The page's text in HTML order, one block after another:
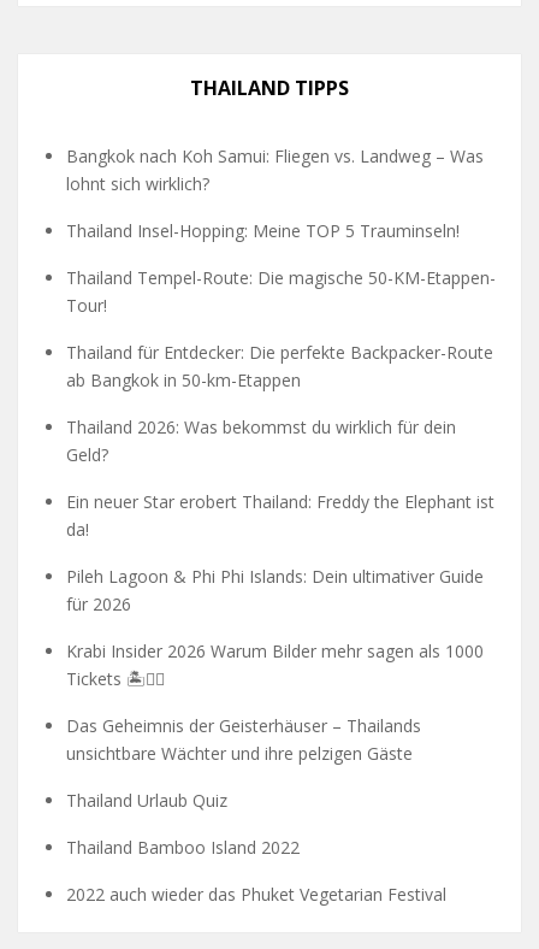
THAILAND TIPPS
Bangkok nach Koh Samui: Fliegen vs. Landweg – Was
lohnt sich wirklich?
Thailand Insel-Hopping: Meine TOP 5 Trauminseln!
Thailand Tempel-Route: Die magische 50-KM-Etappen-
Tour!
Thailand für Entdecker: Die perfekte Backpacker-Route
ab Bangkok in 50-km-Etappen
Thailand 2026: Was bekommst du wirklich für dein
Geld?
Ein neuer Star erobert Thailand: Freddy the Elephant ist
da!
Pileh Lagoon & Phi Phi Islands: Dein ultimativer Guide
für 2026
Krabi Insider 2026 Warum Bilder mehr sagen als 1000
Tickets 🏝️🧗‍♂️
Das Geheimnis der Geisterhäuser – Thailands
unsichtbare Wächter und ihre pelzigen Gäste
Thailand Urlaub Quiz
Thailand Bamboo Island 2022
2022 auch wieder das Phuket Vegetarian Festival